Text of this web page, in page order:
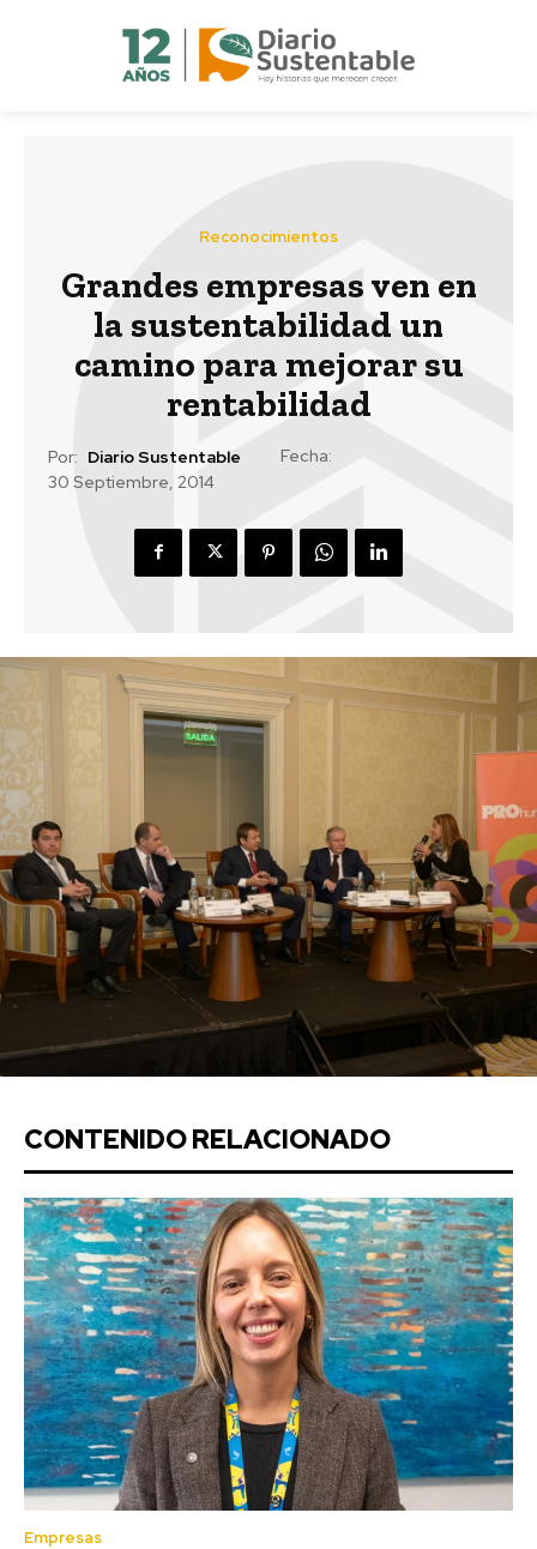
Reconocimientos
Grandes empresas ven en
la sustentabilidad un
camino para mejorar su
rentabilidad
Por: Diario Sustentable
Fecha:
30 Septiembre, 2014
CONTENIDO RELACIONADO
Empresas